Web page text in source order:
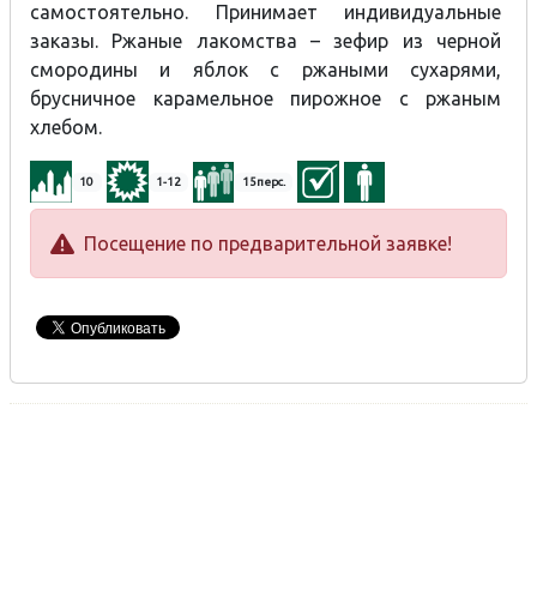
самостоятельно. Принимает индивидуальные
заказы. Ржаные лакомства – зефир из черной
смородины и яблок с ржаными сухарями,
брусничное карамельное пирожное с ржаным
хлебом.
10 1-12 15перс.
Посещение по предварительной заявке!